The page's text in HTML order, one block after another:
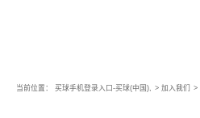
当前位置： 买球手机登录入口-买球(中国), > 加入我们 >